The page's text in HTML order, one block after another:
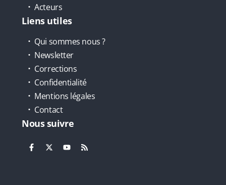
Acteurs
Liens utiles
Qui sommes nous ?
Newsletter
Corrections
Confidentialité
Mentions légales
Contact
Nous suivre